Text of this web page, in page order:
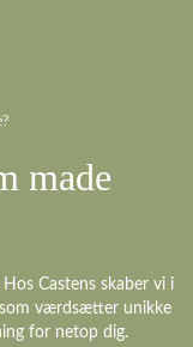
made
Castens skaber vi i
værdsætter unikke
for netop dig.